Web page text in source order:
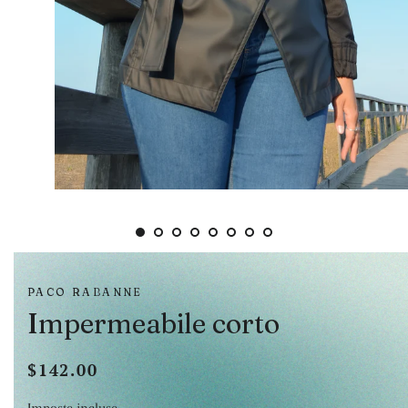
PACO RABANNE
Impermeabile corto
Prezzo
Prezzo
$142.00